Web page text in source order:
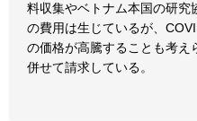
料収集やベトナム本国の研究
の費用は生じているが、
の価格が高騰することも考え
併せて請求している。